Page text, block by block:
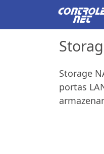
Storage
portas